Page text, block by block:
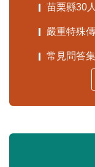
苗栗縣30
嚴重特殊
常見問答集